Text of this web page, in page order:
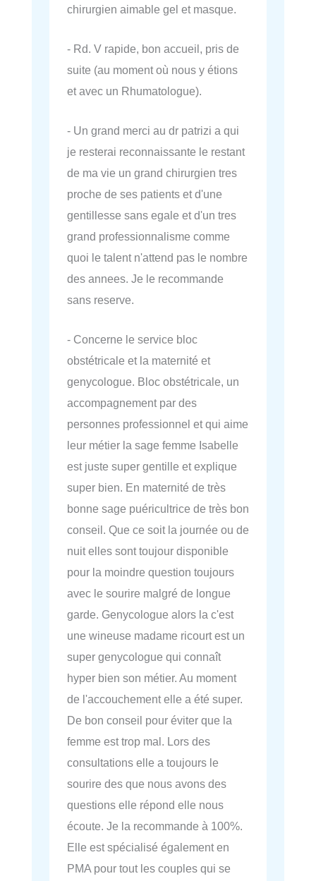
chirurgien aimable gel et masque.
- Rd. V rapide, bon accueil, pris de
suite (au moment où nous y étions
et avec un Rhumatologue).
- Un grand merci au dr patrizi a qui
je resterai reconnaissante le restant
de ma vie un grand chirurgien tres
proche de ses patients et d'une
gentillesse sans egale et d'un tres
grand professionnalisme comme
quoi le talent n'attend pas le nombre
des annees. Je le recommande
sans reserve.
- Concerne le service bloc
obstétricale et la maternité et
genycologue. Bloc obstétricale, un
accompagnement par des
personnes professionnel et qui aime
leur métier la sage femme Isabelle
est juste super gentille et explique
super bien. En maternité de très
bonne sage puéricultrice de très bon
conseil. Que ce soit la journée ou de
nuit elles sont toujour disponible
pour la moindre question toujours
avec le sourire malgré de longue
garde. Genycologue alors la c'est
une wineuse madame ricourt est un
super genycologue qui connaît
hyper bien son métier. Au moment
de l'accouchement elle a été super.
De bon conseil pour éviter que la
femme est trop mal. Lors des
consultations elle a toujours le
sourire des que nous avons des
questions elle répond elle nous
écoute. Je la recommande à 100%.
Elle est spécialisé également en
PMA pour tout les couples qui se